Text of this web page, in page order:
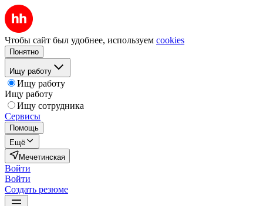
Чтобы сайт был удобнее, используем cookies
Понятно
Ищу работу
Ищу работу
Ищу работу
Ищу сотрудника
Сервисы
Помощь
Ещё
Мечетинская
Войти
Войти
Создать резюме